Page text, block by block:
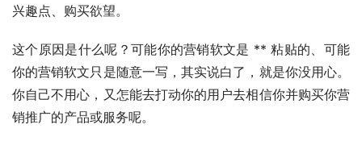
兴趣点、购买欲望。
这个原因是什么呢？可能你的营销软文是 ** 粘贴的、可能
你的营销软文只是随意一写，其实说白了，就是你没用心。
你自己不用心，又怎能去打动你的用户去相信你并购买你营
销推广的产品或服务呢。